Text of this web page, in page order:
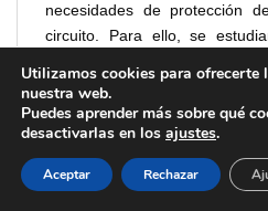
necesidades de protección
circuito. Para ello, se
técnicas, las áreas de
destinados al público.
Utilizamos cookies para ofrecerte
nuestra web.
Puedes aprender más sobre qué
desactivarlas en los ajustes.
Aceptar Rechazar